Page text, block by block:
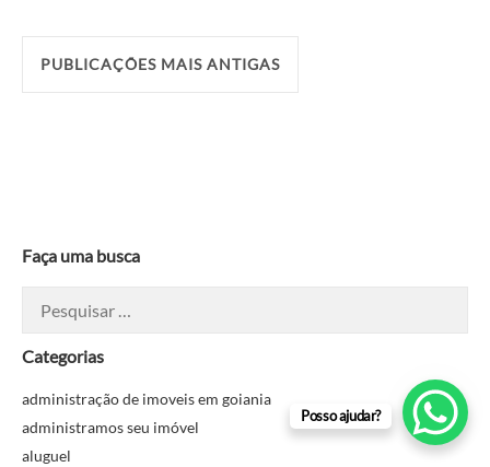
por
posts
PUBLICAÇÕES MAIS ANTIGAS
Faça uma busca
por:
Categorias
administração de imoveis em goiania
administramos seu imóvel
aluguel
Posso ajudar?